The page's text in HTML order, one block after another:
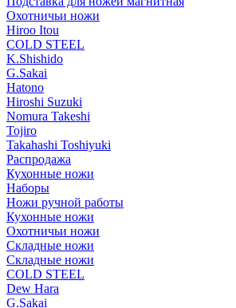
Охотничьи ножи
Hiroo Itou
COLD STEEL
K.Shishido
G.Sakai
Hatono
Hiroshi Suzuki
Nomura Takeshi
Tojiro
Takahashi Toshiyuki
Распродажа
Кухонные ножи
Наборы
Ножи ручной работы
Кухонные ножи
Охотничьи ножи
Складные ножи
Складные ножи
COLD STEEL
Dew Hara
G.Sakai